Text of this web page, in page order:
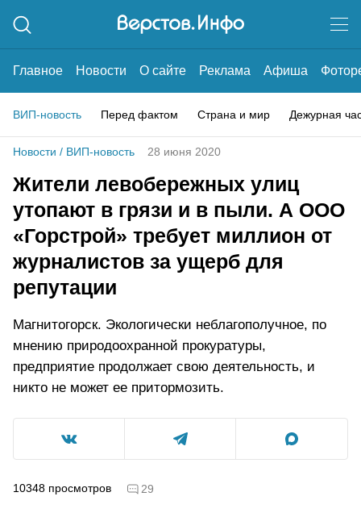
Главное Новости О сайте Реклама Афиша
ВИП-новость Перед фактом Страна и мир Дежурная
Новости / ВИП-новость 28 июня 2020
Жители левобережных улиц
утопают в грязи и в пыли. А ООО
«Горстрой» требует миллион от
журналистов за ущерб для
репутации
Магнитогорск. Экологически неблагополучное, по
мнению природоохранной прокуратуры,
предприятие продолжает свою деятельность, и
никто не может ее притормозить.
10348 просмотров 29